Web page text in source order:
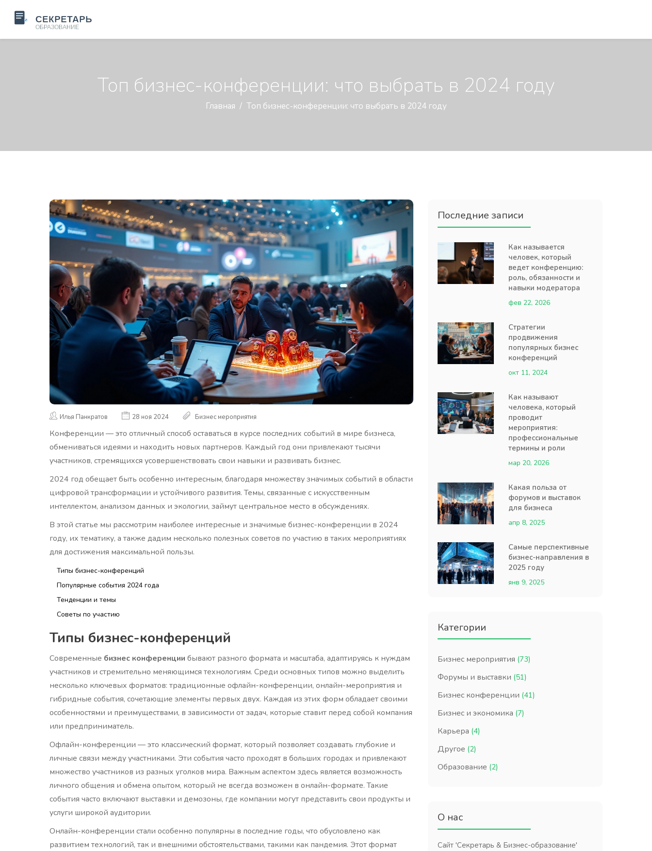
Топ бизнес-конференции: что выбрать в 2024 году
Главная Топ бизнес-конференции: что выбрать в 2024 году
Илья Панкратов 28 ноя 2024 Бизнес мероприятия
Конференции — это отличный способ оставаться в курсе последних событий в мире бизнеса,
обмениваться идеями и находить новых партнеров. Каждый год они привлекают тысячи
участников, стремящихся усовершенствовать свои навыки и развивать бизнес.
2024 год обещает быть особенно интересным, благодаря множеству значимых событий в области
цифровой трансформации и устойчивого развития. Темы, связанные с искусственным
интеллектом, анализом данных и экологии, займут центральное место в обсуждениях.
В этой статье мы рассмотрим наиболее интересные и значимые бизнес-конференции в 2024
году, их тематику, а также дадим несколько полезных советов по участию в таких мероприятиях
для достижения максимальной пользы.
Типы бизнес-конференций
Популярные события 2024 года
Тенденции и темы
Советы по участию
Типы бизнес-конференций
Современные бизнес конференции бывают разного формата и масштаба, адаптируясь к нуждам
участников и стремительно меняющимся технологиям. Среди основных типов можно выделить
несколько ключевых форматов: традиционные офлайн-конференции, онлайн-мероприятия и
гибридные события, сочетающие элементы первых двух. Каждая из этих форм обладает своими
особенностями и преимуществами, в зависимости от задач, которые ставит перед собой компания
или предприниматель.
Офлайн-конференции — это классический формат, который позволяет создавать глубокие и
личные связи между участниками. Эти события часто проходят в больших городах и привлекают
множество участников из разных уголков мира. Важным аспектом здесь является возможность
личного общения и обмена опытом, который не всегда возможен в онлайн-формате. Такие
события часто включают выставки и демозоны, где компании могут представить свои продукты и
услуги широкой аудитории.
Онлайн-конференции стали особенно популярны в последние годы, что обусловлено как
развитием технологий, так и внешними обстоятельствами, такими как пандемия. Этот формат
Последние записи
Как называется
человек, который
ведет конференцию:
роль, обязанности и
навыки модератора
фев 22, 2026
Стратегии
продвижения
популярных бизнес
конференций
окт 11, 2024
Как называют
человека, который
проводит
мероприятия:
профессиональные
термины и роли
мар 20, 2026
Какая польза от
форумов и выставок
для бизнеса
апр 8, 2025
Самые перспективные
бизнес-направления в
2025 году
янв 9, 2025
Категории
Бизнес мероприятия (73)
Форумы и выставки (51)
Бизнес конференции (41)
Бизнес и экономика (7)
Карьера (4)
Другое (2)
Образование (2)
О нас
Сайт 'Секретарь & Бизнес-образование'